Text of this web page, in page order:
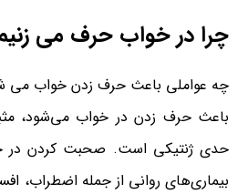
چرا در خواب حرف می
چه عواملی باعث حرف زدن خواب می
باعث حرف زدن در خواب می‌شود،
حدی ژنتیکی است. صحبت کردن در
بیماری‌های روانی از جمله اضطراب،